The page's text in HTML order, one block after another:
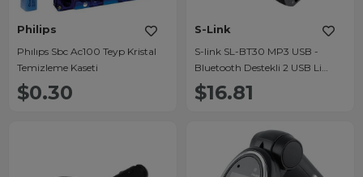
Philips
Phılıps Sbc Ac100 Teyp Kristal
Temizleme Kaseti
$0.30
S-Link
S-link SL-BT30 MP3 USB -
Bluetooth Destekli 2 USB Li
Transmitter
$16.81